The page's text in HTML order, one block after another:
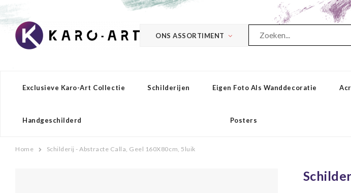
ONS ASSORTIMENT
Exclusieve Karo-Art Collectie Schilderijen Eigen Foto Als Wanddecoratie
Handgeschilderd Posters
Home Schilderij - Abstracte Calla, Geel 160X80cm, 5luik